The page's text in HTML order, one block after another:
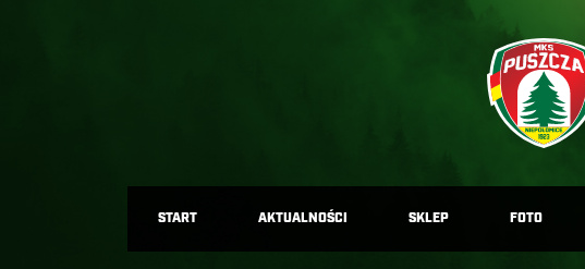
START AKTUALNOŚCI SKLEP FOTO